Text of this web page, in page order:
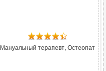
Мануальный терапевт, Остеопат